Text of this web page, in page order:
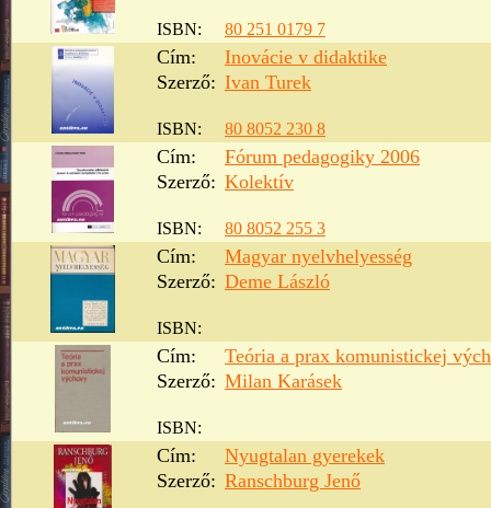
ISBN: 80 251 0179 7
Cím:
Inovácie v didaktike
Szerző: Ivan Turek
ISBN: 80 8052 230 8
Cím:
Fórum pedagogiky 2006
Szerző: Kolektív
ISBN: 80 8052 255 3
Cím:
Magyar nyelvhelyesség
Szerző: Deme László
ISBN:
Cím:
Teória a prax komunistickej
Szerző: Milan Karásek
ISBN:
Cím:
Nyugtalan gyerekek
Szerző: Ranschburg Jenő